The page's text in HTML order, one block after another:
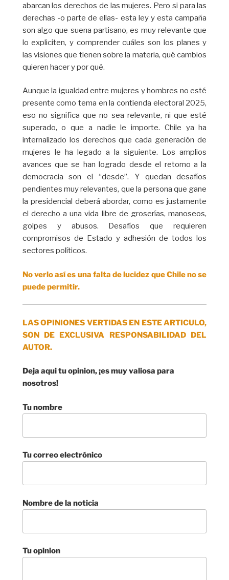
abarcan los derechos de las mujeres. Pero si para las
derechas -o parte de ellas- esta ley y esta campaña
son algo que suena partisano, es muy relevante que
lo expliciten, y comprender cuáles son los planes y
las visiones que tienen sobre la materia, qué cambios
quieren hacer y por qué.
Aunque la igualdad entre mujeres y hombres no esté
presente como tema en la contienda electoral 2025,
eso no significa que no sea relevante, ni que esté
superado, o que a nadie le importe. Chile ya ha
internalizado los derechos que cada generación de
mujeres le ha legado a la siguiente. Los amplios
avances que se han logrado desde el retorno a la
democracia son el “desde”. Y quedan desafíos
pendientes muy relevantes, que la persona que gane
la presidencial deberá abordar, como es justamente
el derecho a una vida libre de groserías, manoseos,
golpes y abusos. Desafíos que requieren
compromisos de Estado y adhesión de todos los
sectores políticos.
No verlo así es una falta de lucidez que Chile no se
puede permitir.
LAS OPINIONES VERTIDAS EN ESTE ARTICULO,
SON DE EXCLUSIVA RESPONSABILIDAD DEL
AUTOR.
Deja aqui tu opinion, ¡es muy valiosa para
nosotros!
Tu nombre
Tu correo electrónico
Nombre de la noticia
Tu opinion